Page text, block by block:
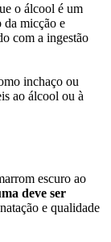
o álcool é um
da micção e
com a ingestão
inchaço ou
ao álcool ou à
escuro ao
deve ser
e qualidade